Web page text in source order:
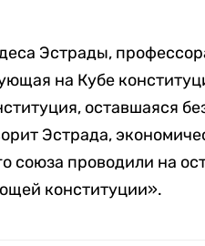
Эстрады,
на Кубе
оставшаяся
Эстрада,
союза проводили на
конституции».